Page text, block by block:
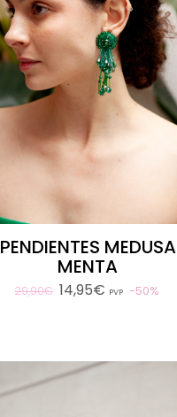
PENDIENTES MEDUSA
MENTA
29,90€ 14,95€ PVP 50%